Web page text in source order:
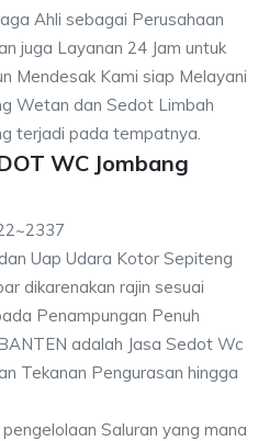
Ahli sebagai Perusahaan
juga Layanan 24 Jam untuk
Mendesak Kami siap Melayani
Wetan dan Sedot Limbah
terjadi pada tempatnya.
WC Jombang
Uap Udara Kotor Sepiteng
dikarenakan rajin sesuai
Penampungan Penuh
adalah Jasa Sedot Wc
Tekanan Pengurasan hingga
Saluran yang mana